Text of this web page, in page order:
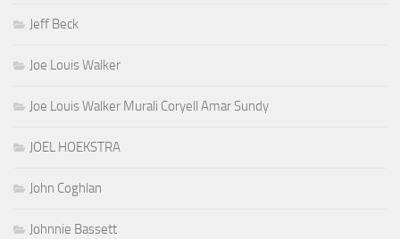
Jeff Beck
Joe Louis Walker
Joe Louis Walker Murali Coryell Amar Sundy
JOEL HOEKSTRA
John Coghlan
Johnnie Bassett